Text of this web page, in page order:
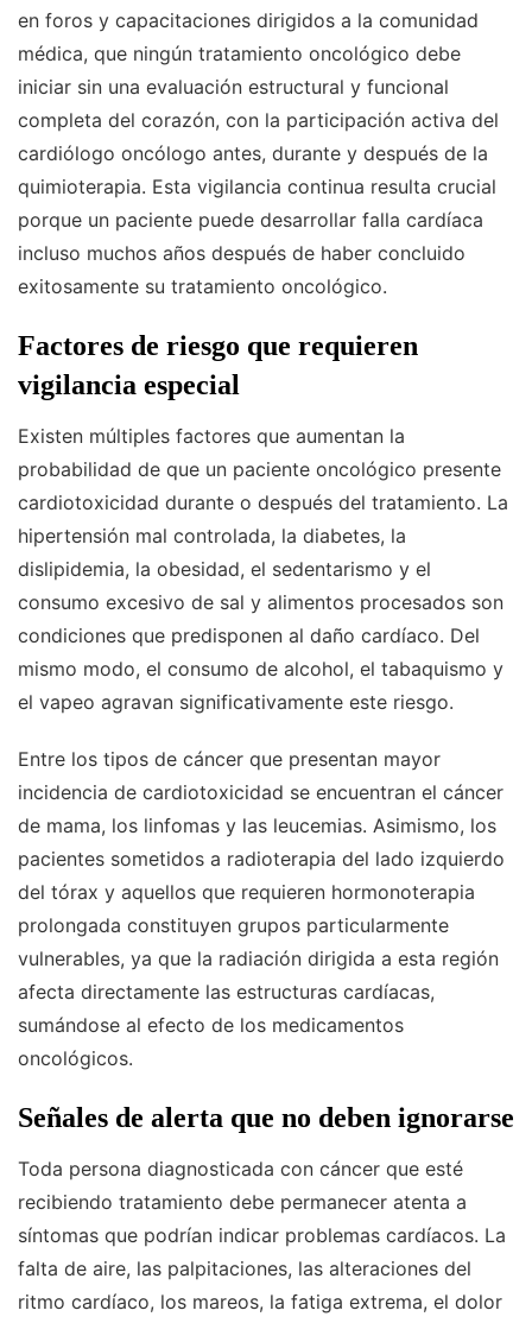
en foros y capacitaciones dirigidos a la comunidad
médica, que ningún tratamiento oncológico debe
iniciar sin una evaluación estructural y funcional
completa del corazón, con la participación activa del
cardiólogo oncólogo antes, durante y después de la
quimioterapia. Esta vigilancia continua resulta crucial
porque un paciente puede desarrollar falla cardíaca
incluso muchos años después de haber concluido
exitosamente su tratamiento oncológico.
Factores de riesgo que requieren
vigilancia especial
Existen múltiples factores que aumentan la
probabilidad de que un paciente oncológico presente
cardiotoxicidad durante o después del tratamiento. La
hipertensión mal controlada, la diabetes, la
dislipidemia, la obesidad, el sedentarismo y el
consumo excesivo de sal y alimentos procesados son
condiciones que predisponen al daño cardíaco. Del
mismo modo, el consumo de alcohol, el tabaquismo y
el vapeo agravan significativamente este riesgo.
Entre los tipos de cáncer que presentan mayor
incidencia de cardiotoxicidad se encuentran el cáncer
de mama, los linfomas y las leucemias. Asimismo, los
pacientes sometidos a radioterapia del lado izquierdo
del tórax y aquellos que requieren hormonoterapia
prolongada constituyen grupos particularmente
vulnerables, ya que la radiación dirigida a esta región
afecta directamente las estructuras cardíacas,
sumándose al efecto de los medicamentos
oncológicos.
Señales de alerta que no deben ignorarse
Toda persona diagnosticada con cáncer que esté
recibiendo tratamiento debe permanecer atenta a
síntomas que podrían indicar problemas cardíacos. La
falta de aire, las palpitaciones, las alteraciones del
ritmo cardíaco, los mareos, la fatiga extrema, el dolor